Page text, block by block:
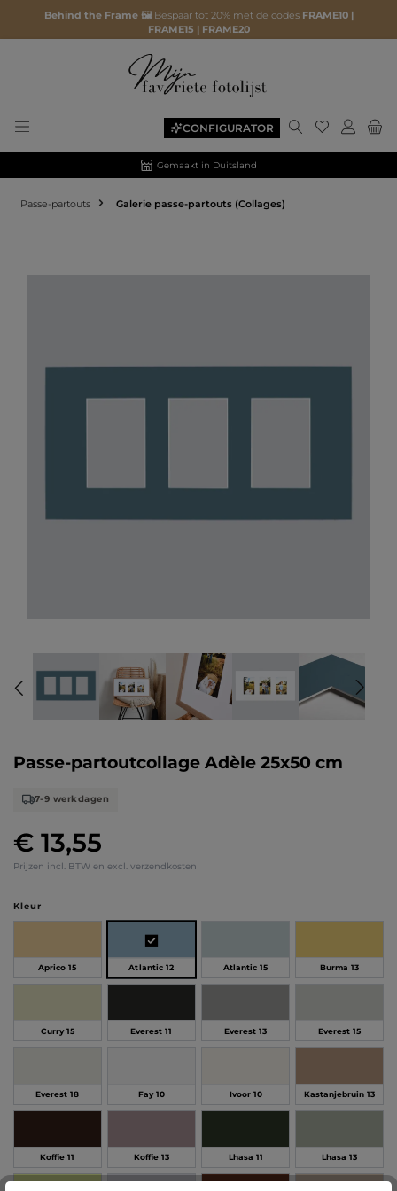
Behind the Frame 🖼️ Bespaar tot 20% met de codes FRAME10 |
FRAME15 | FRAME20
CONFIGURATOR
Gemaakt in Duitsland
Passe-partouts Galerie passe-partouts (Collages)
Passe-partoutcollage Adèle 25x50 cm
Normale prijs:
€ 13,55
Prijzen incl. BTW en excl. verzendkosten
7-9 werkdagen
Selecteer
Kleur
Aprico 15 Atlantic 12 Atlantic 15 Burma 13
Curry 15 Everest 11 Everest 13 Everest 15
Everest 18 Fay 10 Ivoor 10 Kastanjebruin 13
Koffie 11 Koffie 13 Lhasa 11 Lhasa 13